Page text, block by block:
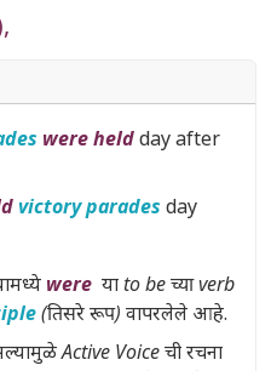
were heldday after
victory parades day
wereया to be च्या verb
(तिसरे रूप) वापरलेले आहे.
Active Voiceची रचना